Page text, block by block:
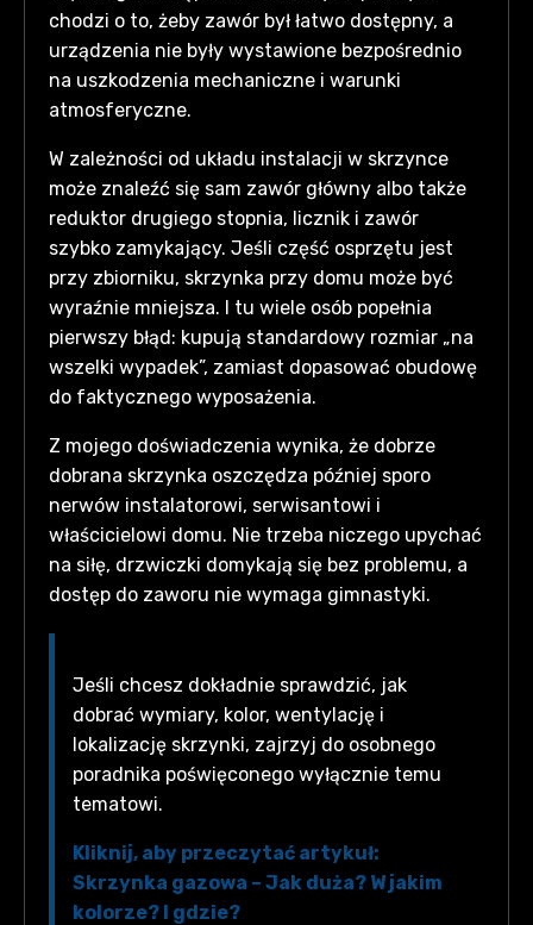
chodzi o to, żeby zawór był łatwo dostępny, a
urządzenia nie były wystawione bezpośrednio
na uszkodzenia mechaniczne i warunki
atmosferyczne.
W zależności od układu instalacji w skrzynce
może znaleźć się sam zawór główny albo także
reduktor drugiego stopnia, licznik i zawór
szybko zamykający. Jeśli część osprzętu jest
przy zbiorniku, skrzynka przy domu może być
wyraźnie mniejsza. I tu wiele osób popełnia
pierwszy błąd: kupują standardowy rozmiar „na
wszelki wypadek”, zamiast dopasować obudowę
do faktycznego wyposażenia.
Z mojego doświadczenia wynika, że dobrze
dobrana skrzynka oszczędza później sporo
nerwów instalatorowi, serwisantowi i
właścicielowi domu. Nie trzeba niczego upychać
na siłę, drzwiczki domykają się bez problemu, a
dostęp do zaworu nie wymaga gimnastyki.
Jeśli chcesz dokładnie sprawdzić, jak
dobrać wymiary, kolor, wentylację i
lokalizację skrzynki, zajrzyj do osobnego
poradnika poświęconego wyłącznie temu
tematowi.
Kliknij, aby przeczytać artykuł:
Skrzynka gazowa – Jak duża? W jakim
kolorze? I gdzie?